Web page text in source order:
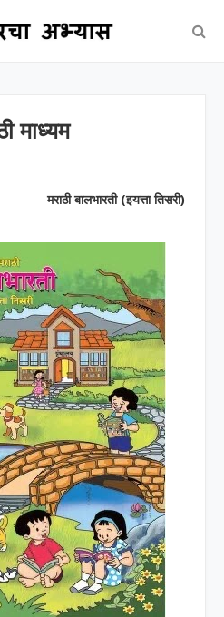
माध्यम
मराठी बालभारती (इयत्ता तिसरी)